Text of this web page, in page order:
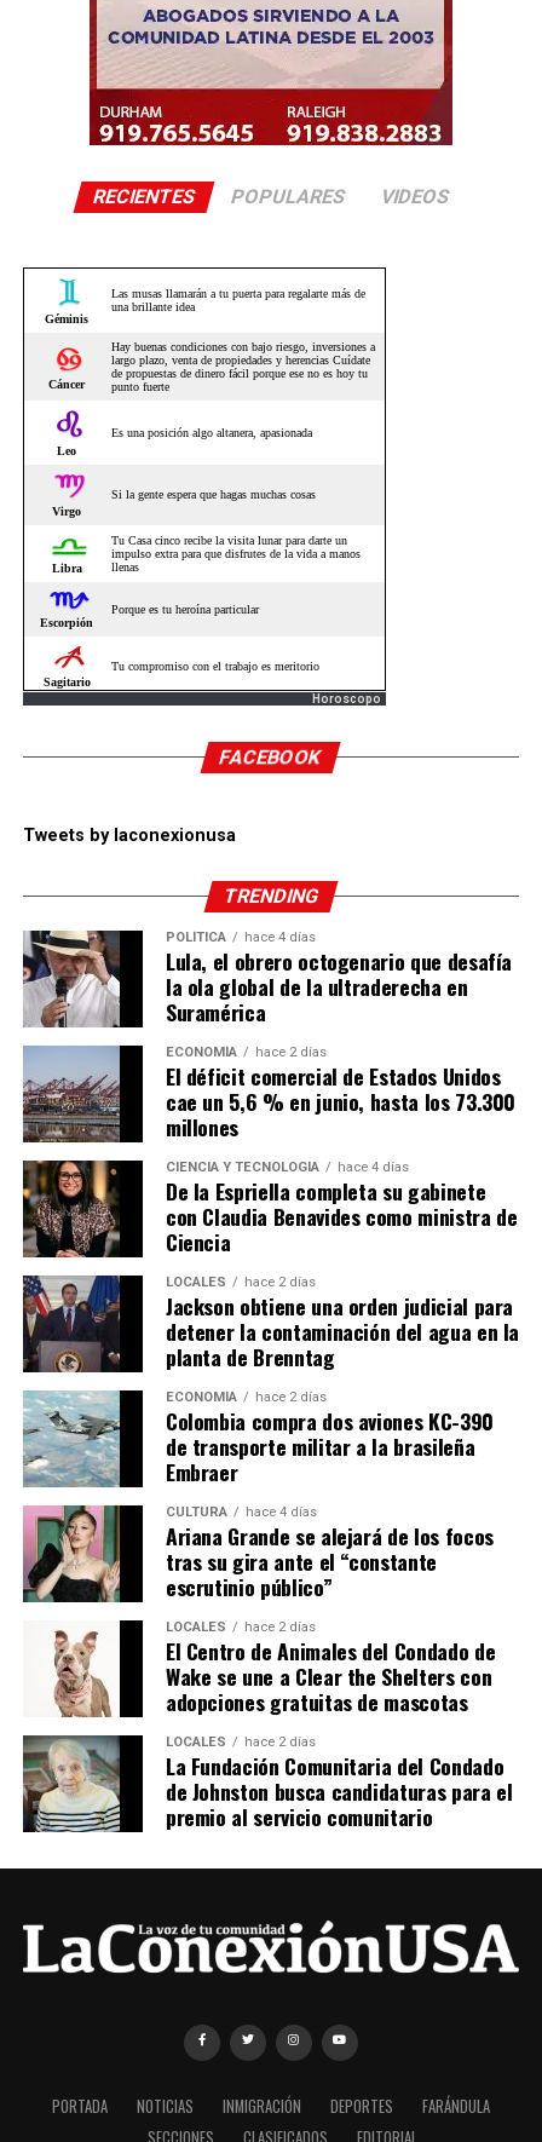
RECIENTES POPULARES VIDEOS
Horoscopo
FACEBOOK
Tweets by laconexionusa
TRENDING
POLÍTICA hace 4 días
Lula, el obrero octogenario que desafía
la ola global de la ultraderecha en
Suramérica
ECONOMÍA hace 2 días
El déficit comercial de Estados Unidos
cae un 5,6 % en junio, hasta los 73.300
millones
CIENCIA Y TECNOLOGÍA hace 4 días
De la Espriella completa su gabinete
con Claudia Benavides como ministra de
Ciencia
LOCALES hace 2 días
Jackson obtiene una orden judicial para
detener la contaminación del agua en la
planta de Brenntag
ECONOMÍA hace 2 días
Colombia compra dos aviones KC-390
de transporte militar a la brasileña
Embraer
CULTURA hace 4 días
Ariana Grande se alejará de los focos
tras su gira ante el “constante
escrutinio público”
LOCALES hace 2 días
El Centro de Animales del Condado de
Wake se une a Clear the Shelters con
adopciones gratuitas de mascotas
LOCALES hace 2 días
La Fundación Comunitaria del Condado
de Johnston busca candidaturas para el
premio al servicio comunitario
PORTADA NOTICIAS INMIGRACIÓN DEPORTES
FARÁNDULA